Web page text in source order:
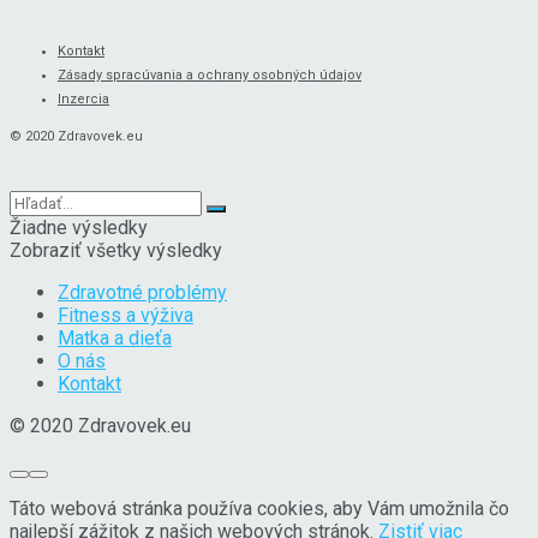
Kontakt
Zásady spracúvania a ochrany osobných údajov
Inzercia
© 2020 Zdravovek.eu
Žiadne výsledky
Zobraziť všetky výsledky
Zdravotné problémy
Fitness a výživa
Matka a dieťa
O nás
Kontakt
© 2020 Zdravovek.eu
Táto webová stránka používa cookies, aby Vám umožnila čo
najlepší zážitok z našich webových stránok. Zistiť viac